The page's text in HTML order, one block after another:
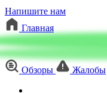
Напишите нам
Главная
Обзоры
Жалобы